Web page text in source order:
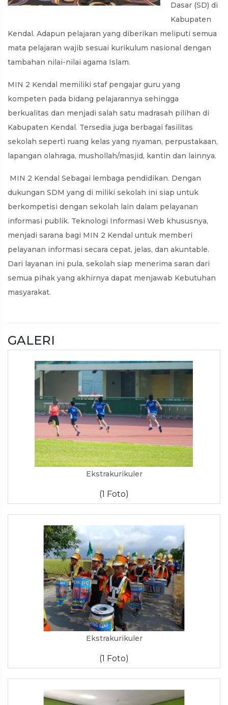
Dasar (SD) di
Kabupaten
Kendal. Adapun pelajaran yang diberikan meliputi semua
mata pelajaran wajib sesuai kurikulum nasional dengan
tambahan nilai-nilai agama Islam.
MIN 2 Kendal memiliki staf pengajar guru yang
kompeten pada bidang pelajarannya sehingga
berkualitas dan menjadi salah satu madrasah pilihan di
Kabupaten Kendal. Tersedia juga berbagai fasilitas
sekolah seperti ruang kelas yang nyaman, perpustakaan,
lapangan olahraga, mushollah/masjid, kantin dan lainnya.
MIN 2 Kendal Sebagai lembaga pendidikan. Dengan
dukungan SDM yang di miliki sekolah ini siap untuk
berkompetisi dengan sekolah lain dalam pelayanan
informasi publik. Teknologi Informasi Web khususnya,
menjadi sarana bagi MIN 2 Kendal untuk memberi
pelayanan informasi secara cepat, jelas, dan akuntable.
Dari layanan ini pula, sekolah siap menerima saran dari
semua pihak yang akhirnya dapat menjawab Kebutuhan
masyarakat.
GALERI
Ekstrakurikuler
(1 Foto)
Ekstrakurikuler
(1 Foto)